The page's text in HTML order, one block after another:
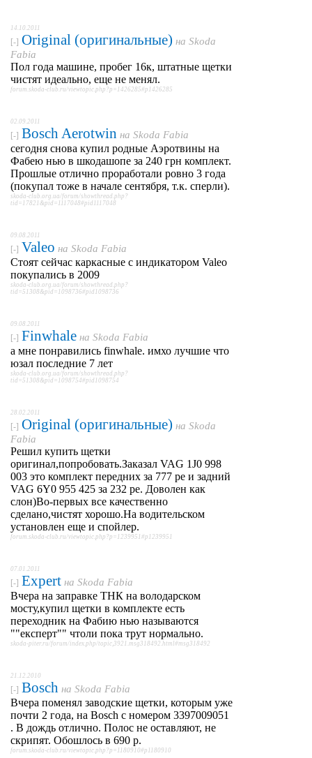
14.10.2011
[-] Original (оригинальные) на Skoda
Fabia
Пол года машине, пробег 16к, штатные щетки
чистят идеально, еще не менял.
forum.skoda-club.ru/viewtopic.php?p=1426285#p1426285
02.09.2011
[-] Bosch Aerotwin на Skoda Fabia
сегодня снова купил родные Аэротвины на
Фабею нью в шкодашопе за 240 грн комплект.
Прошлые отлично проработали ровно 3 года
(покупал тоже в начале сентября, т.к. сперли).
skoda-club.org.ua/forum/showthread.php?
tid=17821&pid=1117048#pid1117048
09.08.2011
[-] Valeo на Skoda Fabia
Стоят сейчас каркасные с индикатором Valeo
покупались в 2009
skoda-club.org.ua/forum/showthread.php?
tid=51308&pid=1098736#pid1098736
09.08.2011
[-] Finwhale на Skoda Fabia
а мне понравились finwhale. имхо лучшие что
юзал последние 7 лет
skoda-club.org.ua/forum/showthread.php?
tid=51308&pid=1098754#pid1098754
28.02.2011
[-] Original (оригинальные) на Skoda
Fabia
Решил купить щетки
оригинал,попробовать.Заказал VAG 1J0 998
003 это комплект передних за 777 ре и задний
VAG 6Y0 955 425 за 232 ре. Доволен как
слон)Во-первых все качественно
сделано,чистят хорошо.На водительском
установлен еще и спойлер.
forum.skoda-club.ru/viewtopic.php?p=1239951#p1239951
07.01.2011
[-] Expert на Skoda Fabia
Вчера на заправке ТНК на володарском
мосту,купил щетки в комплекте есть
переходник на Фабию нью называются
""експерт"" чтоли пока трут нормально.
skoda-piter.ru/forum/index.php/topic,3921.msg318492.html#msg318492
21.12.2010
[-] Bosch на Skoda Fabia
Вчера поменял заводские щетки, которым уже
почти 2 года, на Bosch с номером 3397009051
. В дождь отлично. Полос не оставляют, не
скрипят. Обошлось в 690 р.
forum.skoda-club.ru/viewtopic.php?p=1180910#p1180910